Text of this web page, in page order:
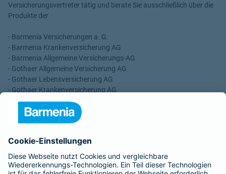
Versicherungsvertreter tätig und berate Sie ausschließlich über die
Produkte der
- Barmenia Versicherungen a. G.
- Barmenia Krankenversicherung AG
- Barmenia Allgemeine Versicherungs-AG
- Gothaer Allgemeine Versicherung AG
- Gothaer Lebensversicherung AG
- Gothaer Krankenversicherung AG
- ROLAND Rechtsschutz-Versicherungs-AG
- ROLAND Schutzbrief-Versicherung AG
Vergütungen, die in der zu entrichtenden Versicherungsprämie
enthalten sind.